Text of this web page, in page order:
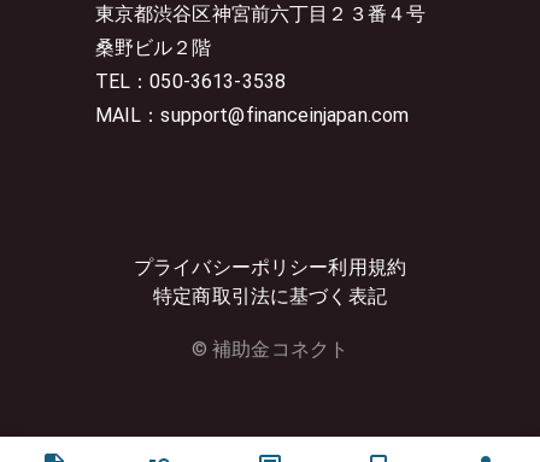
東京都渋谷区神宮前六丁目２３番４号
桑野ビル２階
TEL：050-3613-3538
MAIL：support@financeinjapan.com
プライバシーポリシー利用規約
特定商取引法に基づく表記
© 補助金コネクト